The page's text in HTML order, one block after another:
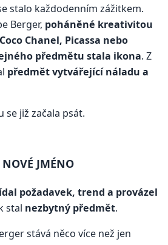
stalo každodenním zážitkem.
Berger, poháněné kreativitou
Chanel, Picassa nebo
předmětu stala ikona. Z
předmět vytvářející náladu a
se již začala psát.
JMÉNO
požadavek, trend a provázel
stal nezbytný předmět.
stává něco více než jen